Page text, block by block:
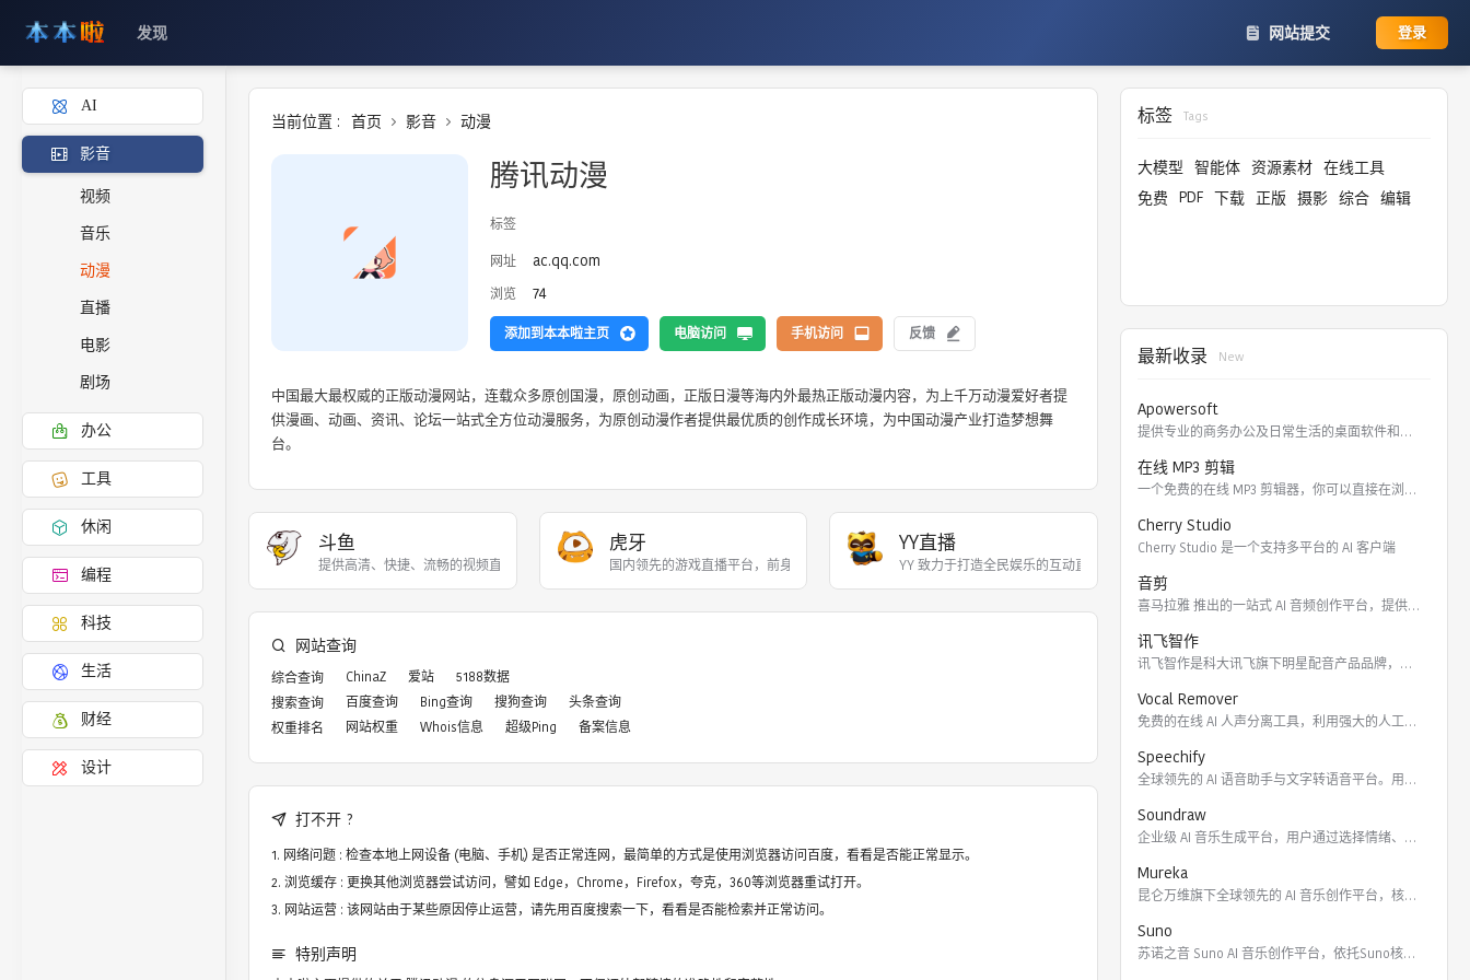
发现 网站提交 登录
AI
影音
视频
音乐
动漫
直播
电影
剧场
办公
工具
休闲
编程
科技
生活
财经
设计
当前位置 : 首页 影音 动漫
腾讯动漫
标签
网址
ac.qq.com
浏览 74
添加到本本啦主页 电脑访问 手机访问 反馈
中国最大最权威的正版动漫网站，连载众多原创国漫，原创动画，正版日漫等海内外最热正版动漫内容，为上千万动漫爱好者提
供漫画、动画、资讯、论坛一站式全方位动漫服务，为原创动漫作者提供最优质的创作成长环境，为中国动漫产业打造梦想舞
台。
斗鱼
提供高清、快捷、流畅的视频直播和游戏赛事直播服务，
虎牙
国内领先的游戏直播平台，前身为YY游戏直播，201
YY直播
YY 致力于打造全民娱乐的互动直播平台，以多样的美
网站查询
综合查询 ChinaZ 爱站
5188数据
搜索查询
百度查询 Bing查询 搜狗查询
头条查询
权重排名
网站权重 Whois信息 超级Ping 备案信息
打不开 ?
网络问题 : 检查本地上网设备 (电脑、手机) 是否正常连网，最简单的方式是使用浏览器访问百度，看看是否能正常显示。
浏览缓存 : 更换其他浏览器尝试访问，譬如 Edge，Chrome，Firefox，夸克，360等浏览器重试打开。
网站运营 : 该网站由于某些原因停止运营，请先用百度搜索一下，看看是否能检索并正常访问。
特别声明
标签 Tags
大模型 智能体 资源素材 在线工具
免费 PDF 下载 正版 摄影 综合 编辑
最新收录 New
Apowersoft
提供专业的商务办公及日常生活的桌面软件和在线应用。 软件涵盖
在线 MP3 剪辑
一个免费的在线 MP3 剪辑器，你可以直接在浏览器里剪切，裁
Cherry Studio
Cherry Studio 是一个支持多平台的 AI 客户端
音剪
喜马拉雅 推出的一站式 AI 音频创作平台，提供云端协作、3
讯飞智作
讯飞智作是科大讯飞旗下明星配音产品品牌，提供合成配音软件、真
Vocal Remover
免费的在线 AI 人声分离工具，利用强大的人工智能算法将歌曲
Speechify
全球领先的 AI 语音助手与文字转语音平台。用户可通过 Ch
Soundraw
企业级 AI 音乐生成平台，用户通过选择情绪、流派、乐器及长
Mureka
昆仑万维旗下全球领先的 AI 音乐创作平台，核心模型包括全球
Suno
苏诺之音 Suno AI 音乐创作平台，依托Suno核心模型